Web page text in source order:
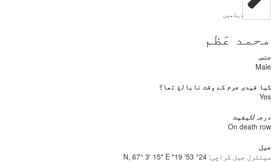
دیکھیں
محمد عَظم
جنس
Male
کیا قیدی جرم کے وقت نابالغ تھا؟
Yes
درجہ/کیفیت
On death row
جیل
سینٹرل جیل کراچی: 24° 53′ 19″ N, 67° 3′ 15″ E